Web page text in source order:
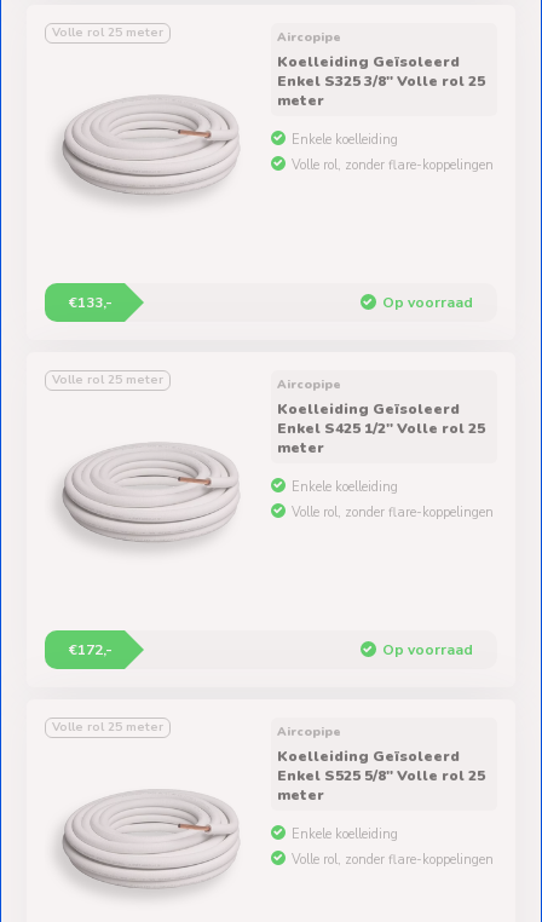
Volle rol 25 meter Aircopipe
Koelleiding Geïsoleerd
Enkel S325 3/8" Volle rol 25
meter
Enkele koelleiding
Volle rol, zonder flare-koppelingen
€133,- Op voorraad
Volle rol 25 meter Aircopipe
Koelleiding Geïsoleerd
Enkel S425 1/2" Volle rol 25
meter
Enkele koelleiding
Volle rol, zonder flare-koppelingen
€172,- Op voorraad
Volle rol 25 meter Aircopipe
Koelleiding Geïsoleerd
Enkel S525 5/8" Volle rol 25
meter
Enkele koelleiding
Volle rol, zonder flare-koppelingen